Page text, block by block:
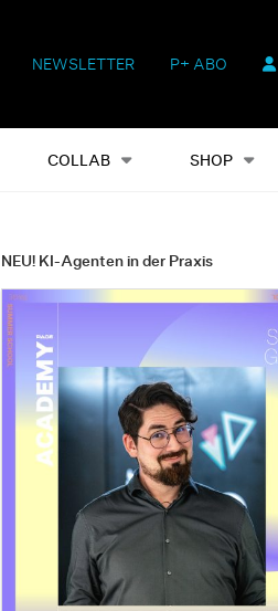
NEWSLETTER P+ ABO
COLLAB SHOP
Shop Heftausgaben Suchen
NEU! KI-Agenten in der Praxis